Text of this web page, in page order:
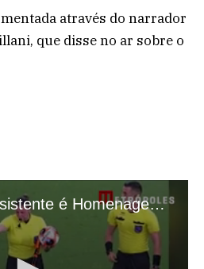
através do narrador
que disse no ar sobre o